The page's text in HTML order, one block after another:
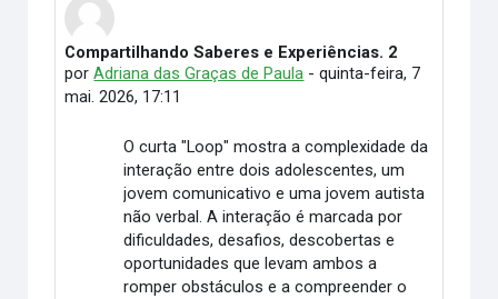
Compartilhando Saberes e Experiências. 2
porAdriana das Graças de Paula -quinta-feira, 7
mai. 2026, 17:11
Número de respostas: 0
O curta "Loop" mostra a complexidade da
interação entre dois adolescentes, um
jovem comunicativo e uma jovem autista
não verbal. A interação é marcada por
dificuldades, desafios, descobertas e
oportunidades que levam ambos a
romper obstáculos e a compreender o